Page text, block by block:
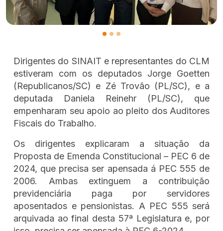
Dirigentes do SINAIT e representantes do CLM
estiveram com os deputados Jorge Goetten
(Republicanos/SC) e Zé Trovão (PL/SC), e a
deputada Daniela Reinehr (PL/SC), que
empenharam seu apoio ao pleito dos Auditores
Fiscais do Trabalho.
Os dirigentes explicaram a situação da
Proposta de Emenda Constitucional – PEC 6 de
2024, que precisa ser apensada á PEC 555 de
2006. Ambas extinguem a contribuição
previdenciária paga por servidores
aposentados e pensionistas. A PEC 555 será
arquivada ao final desta 57ª Legislatura e, por